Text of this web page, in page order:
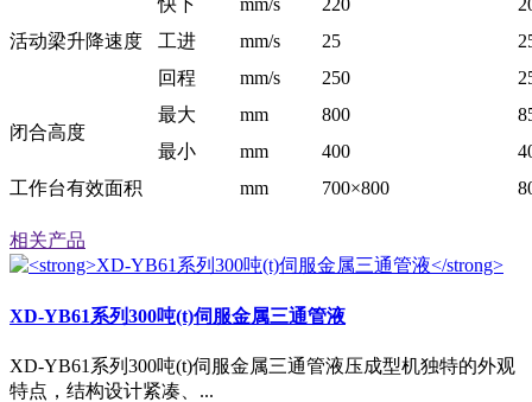
活动梁升降速度
快下 mm/s 220
工进
mm/s 25
回程
mm/s 250
闭合高度
最大 mm 800
最小
mm 400
工作台有效面积
mm 700×800
相关产品
XD-YB61系列300吨(t)伺服金属三通管液
XD-YB61系列300吨(t)伺服金属三通管液压成型机独特的外观
特点，结构设计紧凑、...